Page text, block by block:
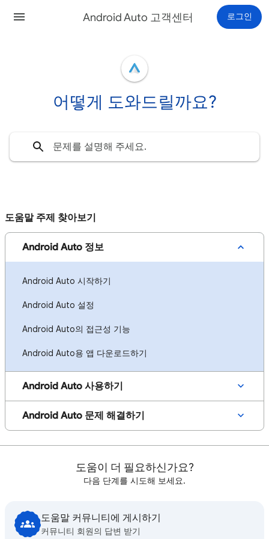
Android Auto 고객센터 로그인
어떻게 도와드릴까요?
도움말 주제 찾아보기
Android Auto 정보
Android Auto 시작하기
Android Auto 설정
Android Auto의 접근성 기능
Android Auto용 앱 다운로드하기
Android Auto 사용하기
Android Auto 문제 해결하기
도움이 더 필요하신가요?
다음 단계를 시도해 보세요.
도움말 커뮤니티에 게시하기
커뮤니티 회원의 답변 받기